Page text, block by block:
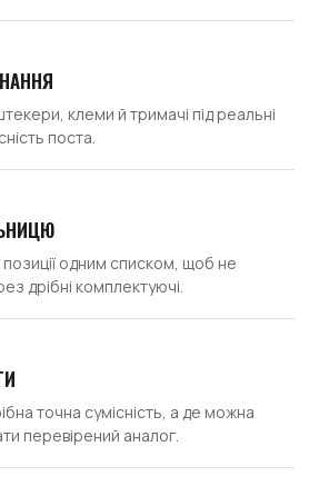
to Euro Adaptor /
клеми й тримачі під реальні
поста.
одним списком, щоб не
дрібні комплектуючі.
точна сумісність, а де можна
перевірений аналог.